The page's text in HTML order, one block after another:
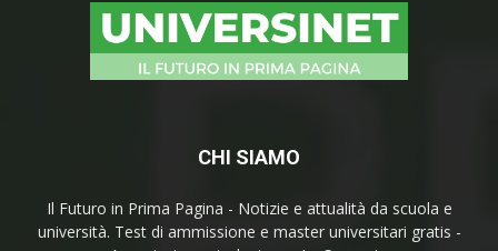
CHI SIAMO
Il Futuro in Prima Pagina - Notizie e attualità da scuola e
università. Test di ammissione e master universitari gratis -